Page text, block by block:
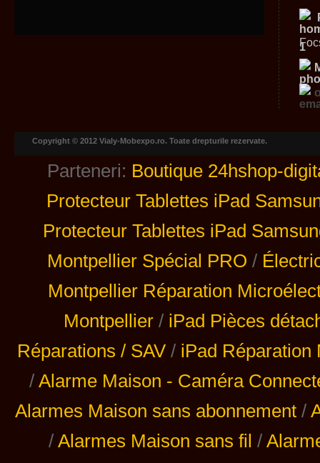
Copyright © 2012 Vialy-Mobexpo.ro. Toate drepturile rezervate.
Parteneri: Boutique 24hshop-
Protecteur Tablettes iPad
Protecteur Tablettes iPad
Montpellier Spécial PRO /
Montpellier Réparation
Montpellier / iPad Pièces
Réparations / SAV / iPad Réparation
/ Alarme Maison - Caméra
Alarmes Maison sans abonnement /
/ Alarmes Maison sans fil /